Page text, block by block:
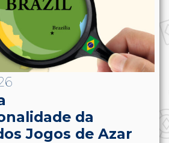
da
Jogos de Azar